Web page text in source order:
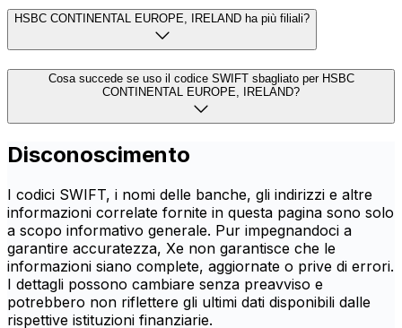
HSBC CONTINENTAL EUROPE, IRELAND ha più filiali?
Cosa succede se uso il codice SWIFT sbagliato per HSBC
CONTINENTAL EUROPE, IRELAND?
Disconoscimento
I codici SWIFT, i nomi delle banche, gli indirizzi e altre
informazioni correlate fornite in questa pagina sono solo
a scopo informativo generale. Pur impegnandoci a
garantire accuratezza, Xe non garantisce che le
informazioni siano complete, aggiornate o prive di errori.
I dettagli possono cambiare senza preavviso e
potrebbero non riflettere gli ultimi dati disponibili dalle
rispettive istituzioni finanziarie.